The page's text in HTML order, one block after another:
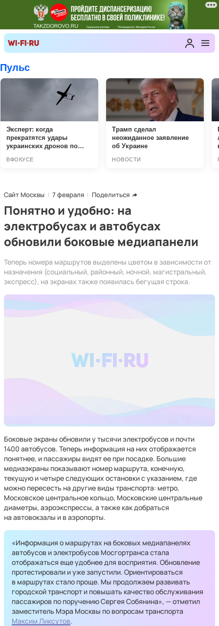
Сайт Москвы 7 февраля Поделиться
Понятно и удобно: на
электробусах и автобусах
обновили боковые медиапанели
Теперь номера маршрутов выделены цветом в зависимости от
назначения (социальный, районный, ночной, магистральный,
экспресс), на экранах также появилась бегущая строка.
Боковые экраны обновили у тысячи электробусов и почти
1400 автобусов. Теперь информация на них отображается
понятнее, и пассажиры видят ее при посадке. Большие
медиаэкраны показывают номер маршрута, конечную,
текущую и четыре следующих остановки с указанием, где
можно пересесть на другие виды транспорта: метро,
Московское центральное кольцо, Московские центральные
диаметры, аэроэкспрессы, а также как добраться
на автовокзалы и в аэропорты.
«Информация о маршрутах на боковых медиапанелях
автобусов и электробусов Мосгортранса стала
отображаться еще удобнее для восприятия. Обновление
протестировали и уже запустили. Ориентироваться
в маршрутах стало проще. Мы продолжаем развивать
городской транспорт и повышать качество обслуживания
пассажиров по поручению Сергея Собянина», — отметил
заместитель Мэра Москвы по вопросам транспорта
Максим Ликсутов.